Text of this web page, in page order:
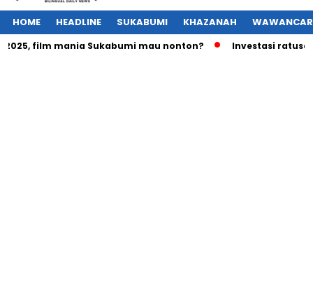
HOME HEADLINE SUKABUMI KHAZANAH
film mania Sukabumi mau nonton? Investasi ratusan